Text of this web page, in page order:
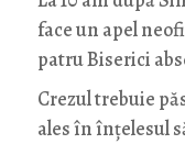
face un apel
patru Biserici
Crezul trebuie
ales în înțelesul